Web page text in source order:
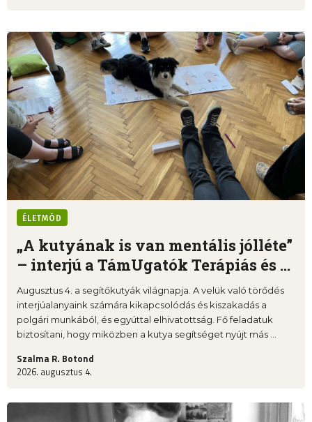
ÉLETMÓD
„A kutyának is van mentális jólléte”
– interjú a TámUgatók Terápiás és ...
Augusztus 4. a segítőkutyák világnapja. A velük való törődés
interjúalanyaink számára kikapcsolódás és kiszakadás a
polgári munkából, és egyúttal elhivatottság. Fő feladatuk
biztosítani, hogy miközben a kutya segítséget nyújt más ...
Szalma R. Botond
2026. augusztus 4.